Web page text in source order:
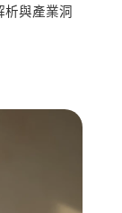
析與產業洞